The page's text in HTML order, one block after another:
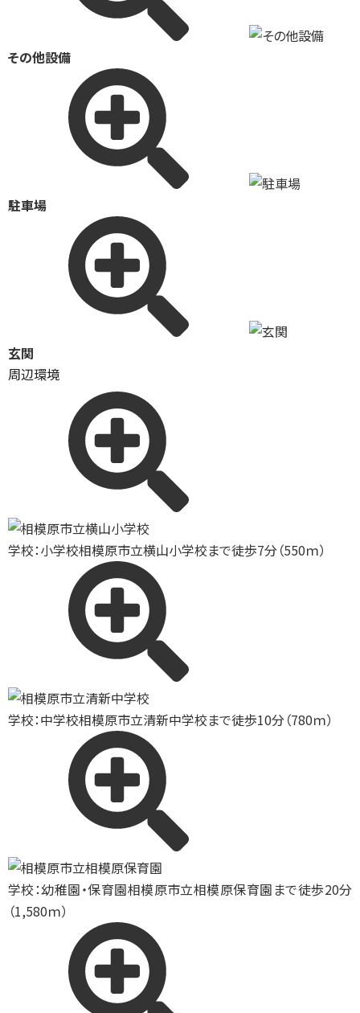
その他設備
駐車場
玄関
周辺環境
学校：小学校相模原市立横山小学校まで徒歩7分（550ｍ）
学校：中学校相模原市立清新中学校まで徒歩10分（780ｍ）
学校：幼稚園・保育園相模原市立相模原保育園まで徒歩20分
（1,580ｍ）